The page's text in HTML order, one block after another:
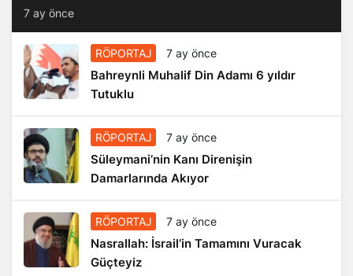
7 ay önce
RÖPORTAJ 7 ay önce
Bahreynli Muhalif Din Adamı 6 yıldır
Tutuklu
RÖPORTAJ 7 ay önce
Süleymani’nin Kanı Direnişin
Damarlarında Akıyor
RÖPORTAJ 7 ay önce
Nasrallah: İsrail’in Tamamını Vuracak
Güçteyiz